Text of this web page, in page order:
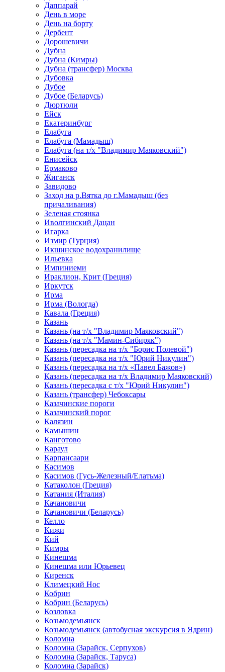
Даппарай
День в море
День на борту
Дербент
Дорошевичи
Дубна
Дубна (Кимры)
Дубна (трансфер) Москва
Дубовка
Дубое
Дубое (Беларусь)
Дюртюли
Ейск
Екатеринбург
Елабуга
Елабуга (Мамадыш)
Елабуга (на т/х "Владимир Маяковский")
Енисейск
Ермаково
Жиганск
Завидово
Заход на р.Вятка до г.Мамадыш (без
причаливания)
Зеленая стоянка
Иволгинский Дацан
Игарка
Измир (Турция)
Икшинское водохранилище
Ильевка
Импиниеми
Ираклион, Крит (Греция)
Иркутск
Ирма
Ирма (Вологда)
Кавала (Греция)
Казань
Казань (на т/х "Владимир Маяковский")
Казань (на т/х "Мамин-Сибиряк")
Казань (пересадка на т/х "Борис Полевой")
Казань (пересадка на т/х "Юрий Никулин")
Казань (пересадка на т/х «Павел Бажов»)
Казань (пересадка на т/х Владимир Маяковский)
Казань (пересадка с т/х "Юрий Никулин")
Казань (трансфер) Чебоксары
Казачинские пороги
Казачинский порог
Калязин
Камышин
Канготово
Караул
Карпансаари
Касимов
Касимов (Гусь-Железный/Елатьма)
Катаколон (Греция)
Катания (Италия)
Качановичи
Качановичи (Беларусь)
Келло
Кижи
Кий
Кимры
Кинешма
Кинешма или Юрьевец
Киренск
Климецкий Нос
Кобрин
Кобрин (Беларусь)
Козловка
Козьмодемьянск
Козьмодемьянск (автобусная экскурсия в Ядрин)
Коломна
Коломна (Зарайск, Серпухов)
Коломна (Зарайск, Таруса)
Коломна (Зарайск)